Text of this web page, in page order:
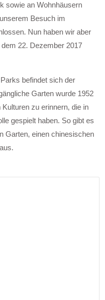
sowie an Wohnhäusern
Besuch im
Nun haben wir aber
22. Dezember 2017
befindet sich der
Garten wurde 1952
zu erinnern, die in
gespielt haben. So gibt es
Garten, einen chinesischen